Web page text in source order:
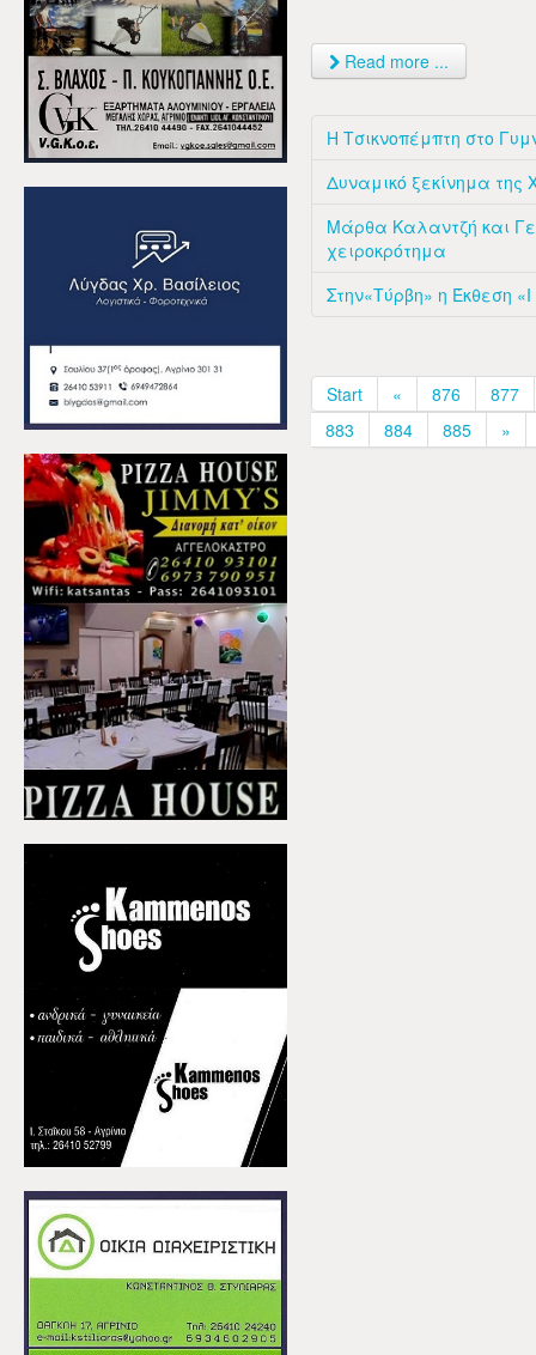
Read more ...
Η Τσικνοπέμπτη στο
Δυναμικό ξεκίνημα της
Μάρθα Καλαντζή και
χειροκρότημα
Στην«Τύρβη» η Έκθεση
Start « 876
877
883
884 885 »